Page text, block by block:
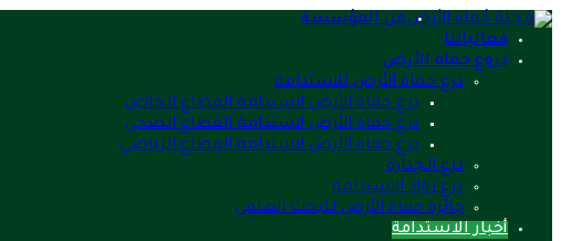
عن المؤسسة
فعالياتنا
دروع حماة الأرض
درع حماة الأرض للاستدامة
درع حماة الأرض لاستدامة القطاع الخاص
درع حماة الأرض لاستدامة القطاع الصحي
درع حماة الأرض لاستدامة القطاع الرياضي
درع الجدارة
درع رواد الاستدامة
جائزة حماة الأرض للبحث العلمي
أخبار الاستدامة